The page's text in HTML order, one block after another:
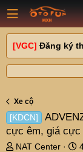
[VGC] Đăng ký
Xe cộ
[KDCN]
cực êm, giá cực
T
NAT Center